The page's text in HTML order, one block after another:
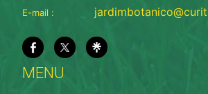
E-mail :
MENU